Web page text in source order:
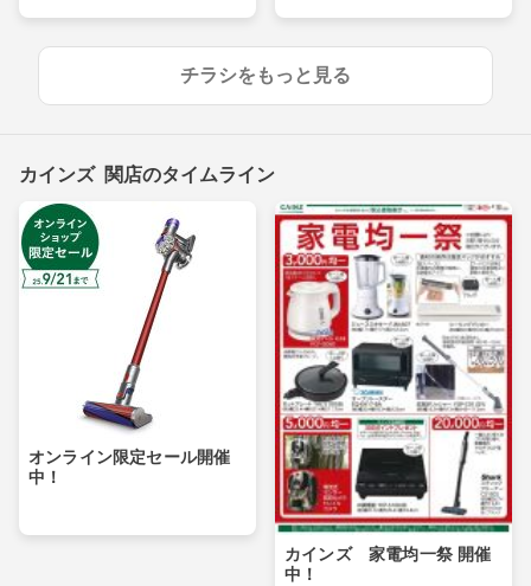
チラシをもっと見る
カインズ 関店のタイムライン
オンライン限定セール開催
中！
カインズ 家電均一祭 開催
中！